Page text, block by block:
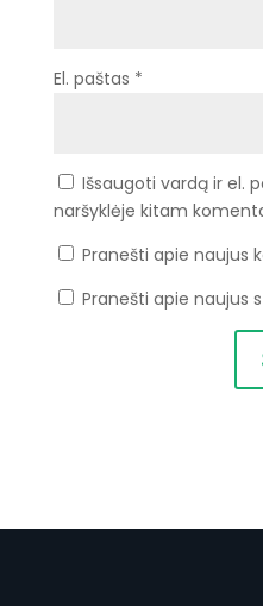
El. paštas *
Išsaugoti vardą ir el.
naršyklėje kitam
Pranešti apie naujus
Pranešti apie naujus